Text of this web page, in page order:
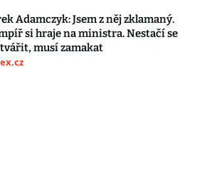
Adamczyk: Jsem z něj zklamaný.
si hraje na ministra. Nestačí se
musí zamakat